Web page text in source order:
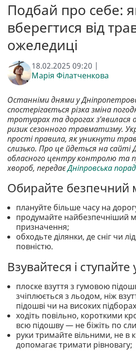
Подбай про себе:
вберегтися від
ожеледиці
18.02.2025 09:20 |
Марія Філатченкова
Останніми днями у
спостерігається різка зміна
тротуарах та дорогах з’явилася
ризик сезонного травматизму.
прості правила, як уникнути
слизько. Про це йдеться на сайті
обласного центру контролю та
хвороб, передаєДніпровська
Обирайте безпечний
плануйте більше часу на
продумайте найбезпечніший
призначення;
обходьте ділянки, де сніг чи
повністю.
Взувайтеся і
плоске взуття з гумовою
зчіплюється з льодом, ніж
підошві чи на високих
ходіть повільно, короткими
всю підошву — не біжіть по
руки тримайте вільними, не в
допомагає тримати рівновагу;